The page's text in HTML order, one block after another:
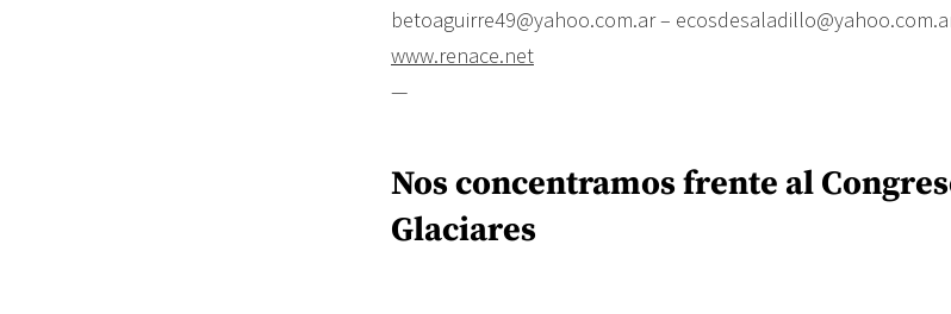
betoaguirre49@yahoo.com.ar –
www.renace.net
—
Nos concentramos frente al
Glaciares